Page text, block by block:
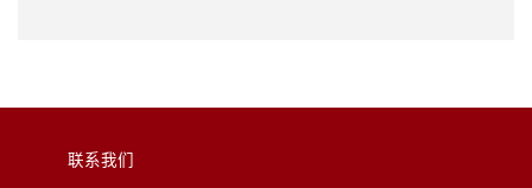
联系我们